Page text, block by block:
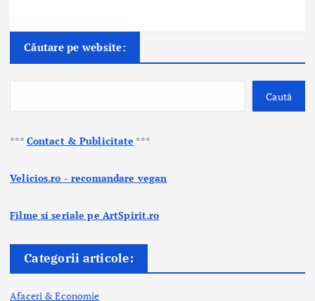
Căutare pe website:
Caută
*** Contact & Publicitate ***
Velicios.ro - recomandare vegan
Filme si seriale pe ArtSpirit.ro
Categorii articole:
Afaceri & Economie